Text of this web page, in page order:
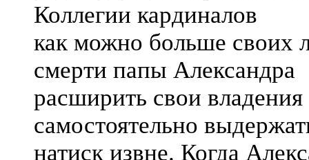
Коллегии кардиналов
как можно больше своих
смерти папы Александра
расширить свои
самостоятельно
натиск извне. Когда